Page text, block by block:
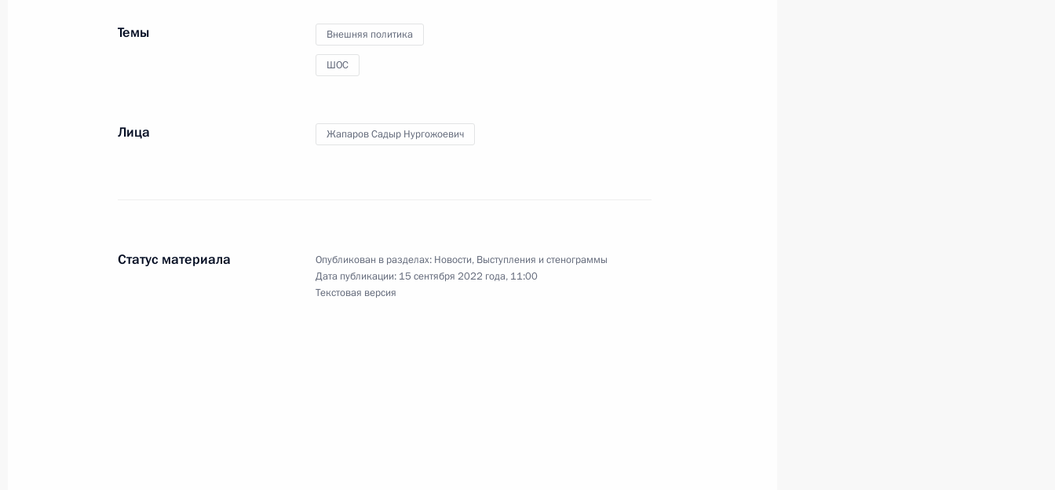
17 сентября 2021 года, 12:20
16 сентября 2021 года, 10:05
Темы Внешняя политика
ШОС
Лица Жапаров Садыр Нургожоевич
Статус материала Опубликован в разделах: Новости, Выступления и стенограммы
Дата публикации: 15 сентября 2022 года, 11:00
Текстовая версия